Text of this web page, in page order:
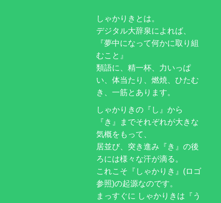
しゃかりきとは。
デジタル大辞泉によれば、
『夢中になって何かに取り組
むこと』
類語に、精一杯、力いっぱ
い、体当たり、燃焼、ひたむ
き、一筋とあります。
しゃかりきの『し』から
『き』までそれぞれが大きな
気概をもって、
居並び、突き進み『き』の後
ろには様々な汗が滴る。
これこそ『しゃかりき』(ロゴ
参照)の起源なのです。
まっすぐに しゃかりきは『う